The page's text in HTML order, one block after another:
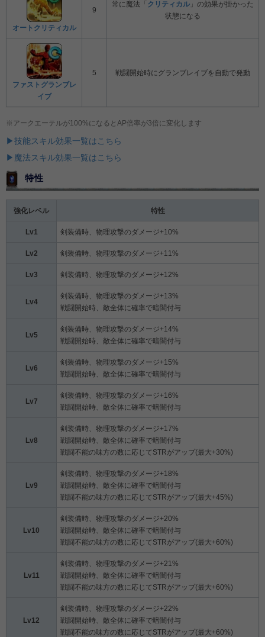
オートクリティカル
9
常に魔法「 クリティカル 」の効果が掛かった
状態になる
ファストグランブレ
イブ
5 戦闘開始時にグランブレイブを自動で発動
※アークエーテルが100%になるとAP倍率が3倍に変化します
▶技能スキル効果一覧はこちら
▶魔法スキル効果一覧はこちら
特性
強化レベル 特性
Lv1 剣装備時、物理攻撃のダメージ+10%
Lv2 剣装備時、物理攻撃のダメージ+11%
Lv3 剣装備時、物理攻撃のダメージ+12%
Lv4
剣装備時、物理攻撃のダメージ+13%
戦闘開始時、敵全体に確率で暗闇付与
Lv5
剣装備時、物理攻撃のダメージ+14%
戦闘開始時、敵全体に確率で暗闇付与
Lv6
剣装備時、物理攻撃のダメージ+15%
戦闘開始時、敵全体に確率で暗闇付与
Lv7
剣装備時、物理攻撃のダメージ+16%
戦闘開始時、敵全体に確率で暗闇付与
Lv8
剣装備時、物理攻撃のダメージ+17%
戦闘開始時、敵全体に確率で暗闇付与
戦闘不能の味方の数に応じてSTRがアップ(最大+30%)
Lv9
剣装備時、物理攻撃のダメージ+18%
戦闘開始時、敵全体に確率で暗闇付与
戦闘不能の味方の数に応じてSTRがアップ(最大+45%)
Lv10
剣装備時、物理攻撃のダメージ+20%
戦闘開始時、敵全体に確率で暗闇付与
戦闘不能の味方の数に応じてSTRがアップ(最大+60%)
Lv11
剣装備時、物理攻撃のダメージ+21%
戦闘開始時、敵全体に確率で暗闇付与
戦闘不能の味方の数に応じてSTRがアップ(最大+60%)
Lv12
剣装備時、物理攻撃のダメージ+22%
戦闘開始時、敵全体に確率で暗闇付与
戦闘不能の味方の数に応じてSTRがアップ(最大+60%)